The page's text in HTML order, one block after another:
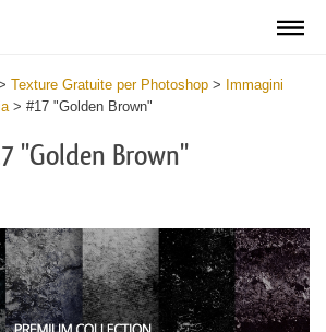
Texture Gratuite per Photoshop > Immagini
> #17 "Golden Brown"
"Golden Brown"